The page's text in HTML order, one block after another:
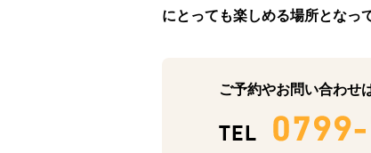
にとっても楽しめる場所となっ
ご予約やお問い合わせ